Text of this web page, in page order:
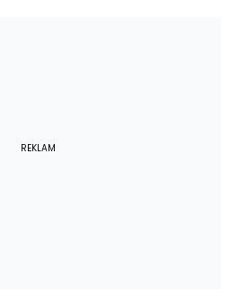
REKLAM